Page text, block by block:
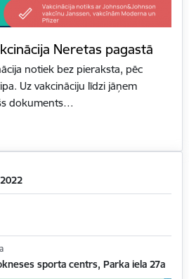
Neretas pagastā
notiek bez pieraksta, pēc
Uz vakcināciju līdzi jāņem
dokuments…
sporta centrs, Parka iela 27a